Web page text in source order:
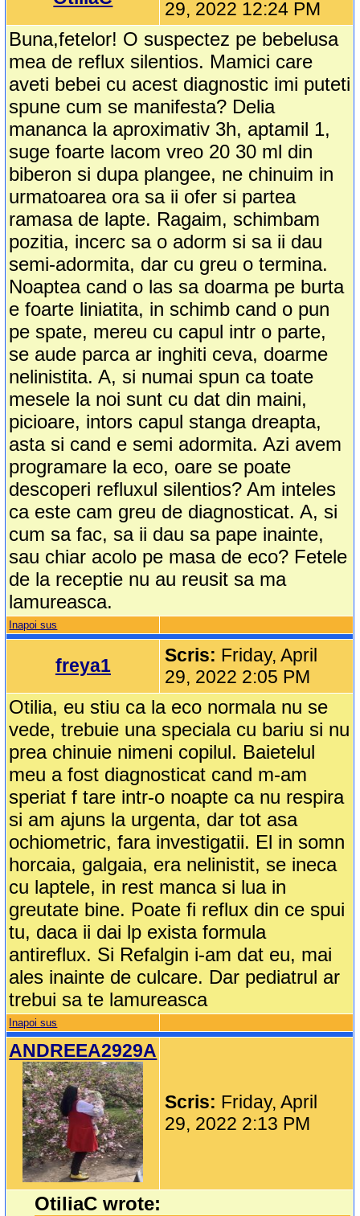
29, 2022 12:24 PM
Buna,fetelor! O suspectez pe bebelusa
mea de reflux silentios. Mamici care
aveti bebei cu acest diagnostic imi puteti
spune cum se manifesta? Delia
mananca la aproximativ 3h, aptamil 1,
suge foarte lacom vreo 20 30 ml din
biberon si dupa plangee, ne chinuim in
urmatoarea ora sa ii ofer si partea
ramasa de lapte. Ragaim, schimbam
pozitia, incerc sa o adorm si sa ii dau
semi-adormita, dar cu greu o termina.
Noaptea cand o las sa doarma pe burta
e foarte liniatita, in schimb cand o pun
pe spate, mereu cu capul intr o parte,
se aude parca ar inghiti ceva, doarme
nelinistita. A, si numai spun ca toate
mesele la noi sunt cu dat din maini,
picioare, intors capul stanga dreapta,
asta si cand e semi adormita. Azi avem
programare la eco, oare se poate
descoperi refluxul silentios? Am inteles
ca este cam greu de diagnosticat. A, si
cum sa fac, sa ii dau sa pape inainte,
sau chiar acolo pe masa de eco? Fetele
de la receptie nu au reusit sa ma
lamureasca.
Inapoi sus
freya1 Scris: Friday, April
29, 2022 2:05 PM
Otilia, eu stiu ca la eco normala nu se
vede, trebuie una speciala cu bariu si nu
prea chinuie nimeni copilul. Baietelul
meu a fost diagnosticat cand m-am
speriat f tare intr-o noapte ca nu respira
si am ajuns la urgenta, dar tot asa
ochiometric, fara investigatii. El in somn
horcaia, galgaia, era nelinistit, se ineca
cu laptele, in rest manca si lua in
greutate bine. Poate fi reflux din ce spui
tu, daca ii dai lp exista formula
antireflux. Si Refalgin i-am dat eu, mai
ales inainte de culcare. Dar pediatrul ar
trebui sa te lamureasca
Inapoi sus
ANDREEA2929A
Scris: Friday, April
29, 2022 2:13 PM
OtiliaC wrote: